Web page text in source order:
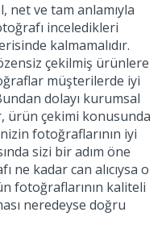
ve tam anlamıyla
inceledikleri
kalmamalıdır.
çekilmiş ürünlere
müşterilerde iyi
dolayı kurumsal
ürün çekimi konusunda
fotoğraflarının iyi
sizi bir adım öne
ne kadar can alıcıysa o
fotoğraflarının kaliteli
neredeyse doğru